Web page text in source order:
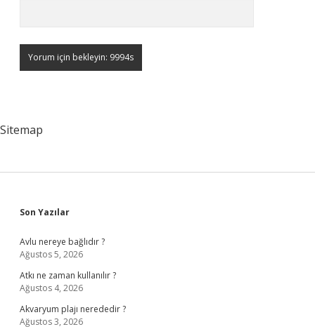
Sitemap
Sidebar
Son Yazılar
Avlu nereye bağlıdır ?
Ağustos 5, 2026
Atkı ne zaman kullanılır ?
Ağustos 4, 2026
Akvaryum plajı nerededir ?
Ağustos 3, 2026